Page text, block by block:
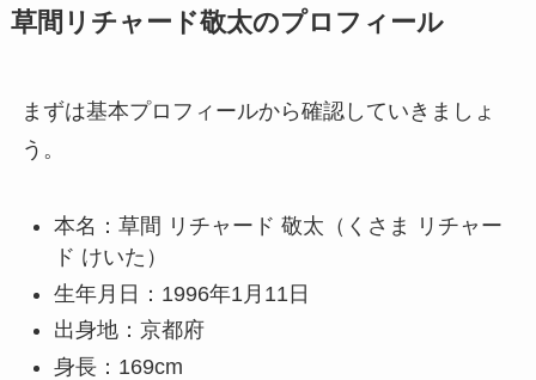
草間リチャード敬太のプロフィール
まずは基本プロフィールから確認していきましょ
う。
本名：草間 リチャード 敬太（くさま リチャー
ド けいた）
生年月日：1996年1月11日
出身地：京都府
身長：169cm